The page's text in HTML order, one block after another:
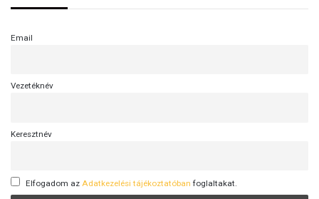
Email
Vezetéknév
Keresztnév
Elfogadom az Adatkezelési tájékoztatóban foglaltakat.